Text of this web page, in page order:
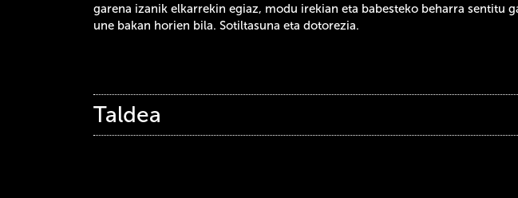
garena izanik elkarrekin egiaz, modu irekian eta babesteko beharra sentitu
une bakan horien bila. Sotiltasuna eta dotorezia.
Taldea